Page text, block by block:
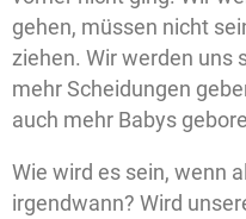
gehen, müssen nicht
ziehen. Wir werden uns
mehr Scheidungen
auch mehr Babys
Wie wird es sein, wenn
irgendwann? Wird